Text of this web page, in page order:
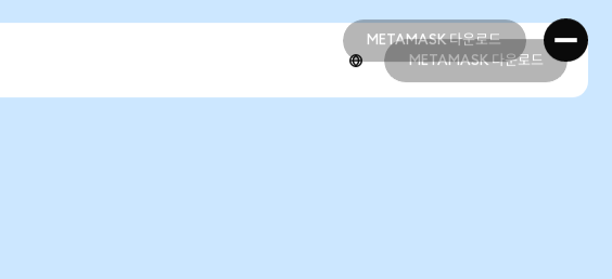
METAMASK 다운로드
METAMASK 다운로드
METAMASK 다운로드